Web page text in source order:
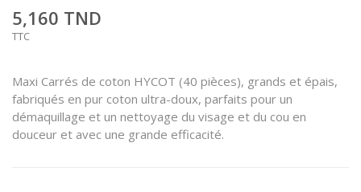
5,160 TND
TTC
Maxi Carrés de coton HYCOT (40 pièces), grands et épais,
fabriqués en pur coton ultra-doux, parfaits pour un
démaquillage et un nettoyage du visage et du cou en
douceur et avec une grande efficacité.